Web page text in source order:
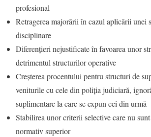
profesional
Retragerea majorării în cazul aplicării unei
disciplinare
Diferențieri nejustificate în favoarea unor
detrimentul structurilor operative
Creșterea procentului pentru structuri de
veniturile cu cele din poliția judiciară,
suplimentare la care se expun cei din urmă
Stabilirea unor criterii selective care nu
normativ superior